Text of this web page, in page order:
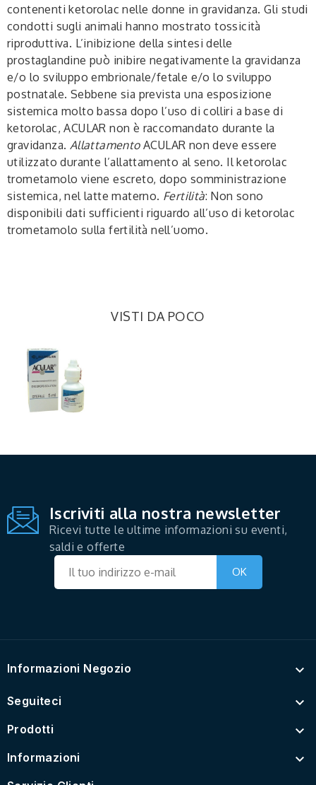
contenenti ketorolac nelle donne in gravidanza. Gli studi
condotti sugli animali hanno mostrato tossicità
riproduttiva. L’inibizione della sintesi delle
prostaglandine può inibire negativamente la gravidanza
e/o lo sviluppo embrionale/fetale e/o lo sviluppo
postnatale. Sebbene sia prevista una esposizione
sistemica molto bassa dopo l’uso di colliri a base di
ketorolac, ACULAR non è raccomandato durante la
gravidanza. AllattamentoACULAR non deve essere
utilizzato durante l’allattamento al seno. Il ketorolac
trometamolo viene escreto, dopo somministrazione
sistemica, nel latte materno. Fertilità: Non sono
disponibili dati sufficienti riguardo all’uso di ketorolac
trometamolo sulla fertilità nell’uomo.
VISTI DA POCO
Iscriviti alla nostra newsletter
Ricevi tutte le ultime informazioni su eventi,
saldi e offerte
Informazioni Negozio 
Seguiteci 
Prodotti 
Informazioni 